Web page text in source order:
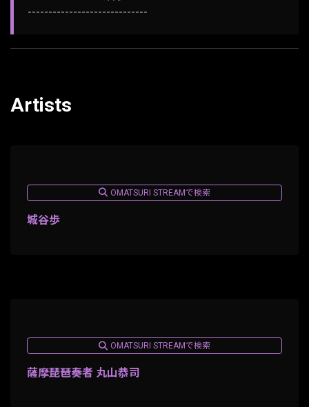
-----------------------------
Artists
OMATSURI STREAMで検索
城谷歩
OMATSURI STREAMで検索
薩摩琵琶奏者 丸山恭司